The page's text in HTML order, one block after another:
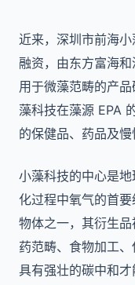
近来，深圳市前海
融资，由东方富海
用于微藻范畴的产
藻科技在藻源 EPA
的保健品、药品及慢
小藻科技的中心是
化过程中氧气的首
物体之一，其衍生
药范畴、食物加工
具有强壮的碳中和